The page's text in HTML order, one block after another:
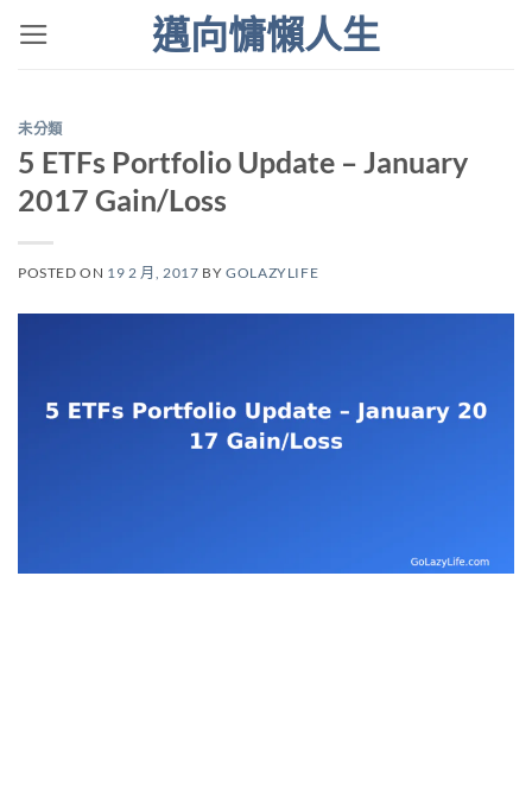
邁向慵懶人生
未分類
5 ETFs Portfolio Update – January
2017 Gain/Loss
POSTED ON 19 2 月, 2017 BYGOLAZYLIFE